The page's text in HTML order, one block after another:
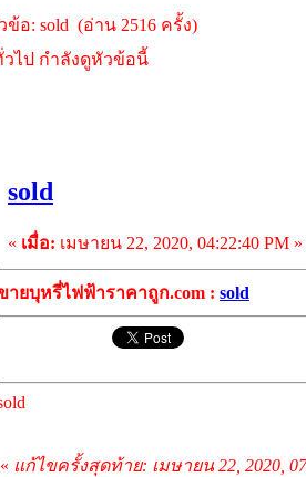
ข้อ: sold (อ่าน 2516 ครั้ง)
ไป กำลังดูหัวข้อนี้
sold
« เมื่อ: เมษายน 22, 2020, 04:22:40 PM »
ายบุหรี่ไฟฟ้าราคาถูก.com : sold
« แก้ไขครั้งสุดท้าย: เมษายน 22, 2020,